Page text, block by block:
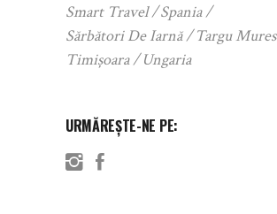
Smart Travel
Spania
Sărbători De Iarnă
Targu Mures
Timișoara
Ungaria
URMĂREȘTE-NE PE: